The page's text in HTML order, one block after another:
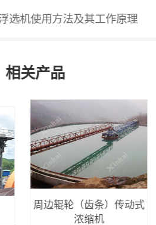
选机使用方法及其工作原理
相关产品
周边辊轮（齿条）传动式
浓缩机